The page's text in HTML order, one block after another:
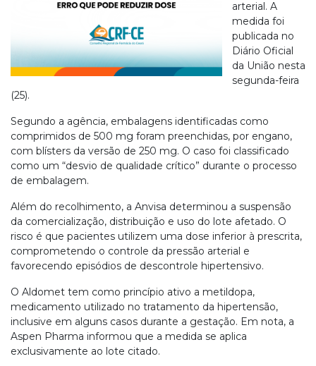
arterial. A
medida foi
publicada no
Diário Oficial
da União nesta
segunda-feira
(25).
Segundo a agência, embalagens identificadas como
comprimidos de 500 mg foram preenchidas, por engano,
com blísters da versão de 250 mg. O caso foi classificado
como um “desvio de qualidade crítico” durante o processo
de embalagem.
Além do recolhimento, a Anvisa determinou a suspensão
da comercialização, distribuição e uso do lote afetado. O
risco é que pacientes utilizem uma dose inferior à prescrita,
comprometendo o controle da pressão arterial e
favorecendo episódios de descontrole hipertensivo.
O Aldomet tem como princípio ativo a metildopa,
medicamento utilizado no tratamento da hipertensão,
inclusive em alguns casos durante a gestação. Em nota, a
Aspen Pharma informou que a medida se aplica
exclusivamente ao lote citado.